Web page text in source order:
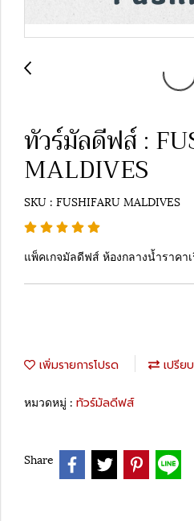
ทัวร์มัลดีฟส์ :
MALDIVES
SKU : FUSHIFARU MALDIVES
แพ็คเกจมัลดีฟส์ ห้องกลางน้ำราค
เพิ่มรายการโปรด เปรีย
หมวดหมู่ : ทัวร์มัลดีฟส์
Share